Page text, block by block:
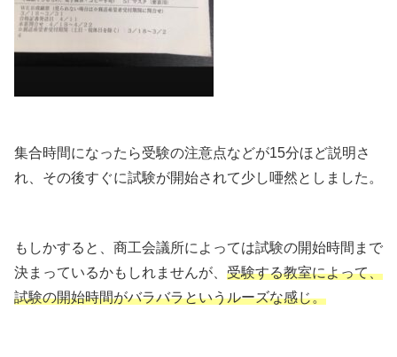
集合時間になったら受験の注意点などが15分ほど説明さ
れ、その後すぐに試験が開始されて少し唖然としました。
もしかすると、商工会議所によっては試験の開始時間まで
決まっているかもしれませんが、 受験する教室によって、
試験の開始時間がバラバラというルーズな感じ。